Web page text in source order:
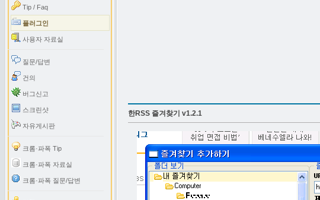
Tip / Faq
플러그인
사용자 자료실
질문/답변
건의
버그신고
스크린샷
자유게시판
크롬·파폭 Tip
크롬·파폭 자료실
크롬·파폭 질문/답변
한RSS 즐겨찾기 v1.2.1